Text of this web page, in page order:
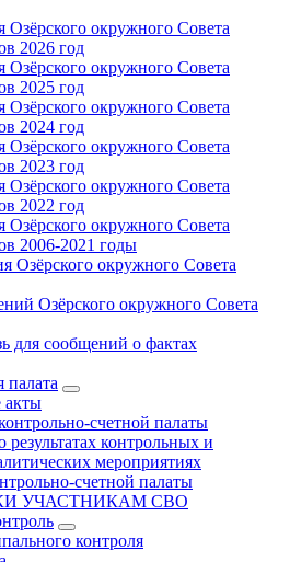
Озёрского окружного Совета
2026 год
Озёрского окружного Совета
2025 год
Озёрского окружного Совета
2024 год
Озёрского окружного Совета
2023 год
Озёрского окружного Совета
2022 год
Озёрского окружного Совета
2006-2021 годы
Озёрского окружного Совета
Озёрского окружного Совета
для сообщений о фактах
палата
акты
счетной палаты
контрольных и
мероприятиях
счетной палаты
УЧАСТНИКАМ СВО
контроля